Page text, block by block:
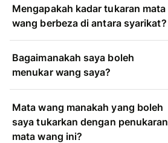
Mengapakah kadar tukaran mata
wang berbeza di antara syarikat?
Bagaimanakah saya boleh
menukar wang saya?
Mata wang manakah yang boleh
saya tukarkan dengan penukaran
mata wang ini?